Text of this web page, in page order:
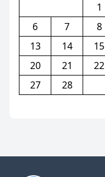
1
6
7 8
13
14 15
20
21 22
27
28